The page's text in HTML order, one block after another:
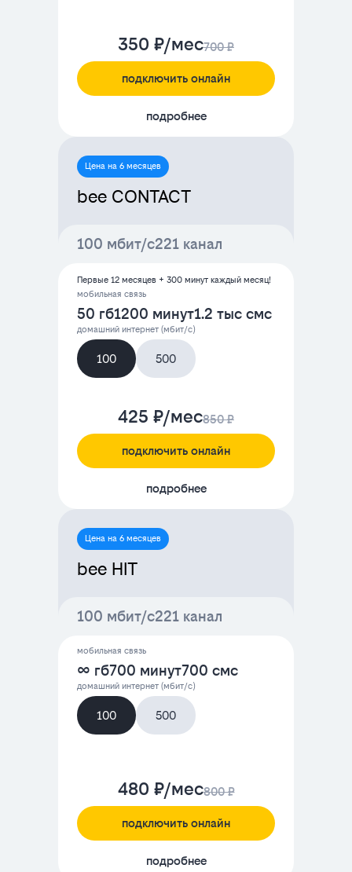
350 ₽/мес700 ₽
подключить онлайн
подробнее
Цена на 6 месяцев
bee CONTACT
100 мбит/с221 канал
Первые 12 месяцев + 300 минут каждый месяц!
мобильная связь
50 гб1200 минут1.2 тыс смс
домашний интернет (мбит/с)
100 500
425 ₽/мес850 ₽
подключить онлайн
подробнее
Цена на 6 месяцев
bee HIT
100 мбит/с221 канал
мобильная связь
∞ гб700 минут700 смс
домашний интернет (мбит/с)
100 500
480 ₽/мес800 ₽
подключить онлайн
подробнее